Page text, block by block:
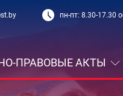
пн-пт: 8.30-17.30
ПРАВОВЫЕ АКТЫ